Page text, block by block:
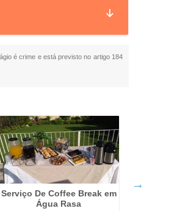
é crime e está previsto no artigo 184
Serviço De Coffee Break em
Água Rasa